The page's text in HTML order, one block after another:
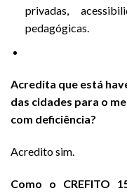
privadas,
pedagógicas.
Acredita que está
das cidades para o
com deficiência?
Acredito sim.
Como o CREFITO